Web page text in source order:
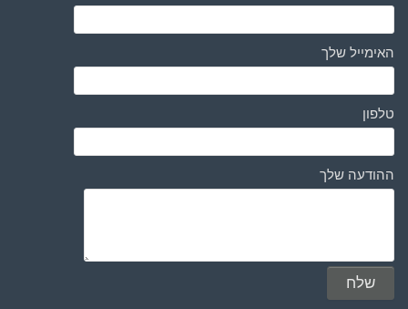
האימייל שלך
טלפון
ההודעה שלך